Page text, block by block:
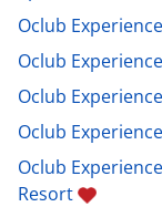
Oclub
Oclub
Oclub
Oclub
Oclub
Resort